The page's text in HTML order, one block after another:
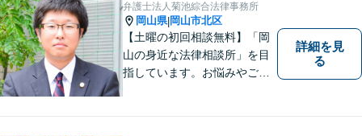
弁護士法人菊池綜合法律事務所
岡山県|岡山市北区
【土曜の初回相談無料】「岡
山の身近な法律相談所」を目
指しています。お悩みやご不
詳細を見
る